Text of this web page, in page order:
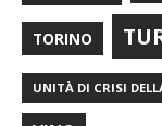
TORINO
UNITÀ DI CRISI